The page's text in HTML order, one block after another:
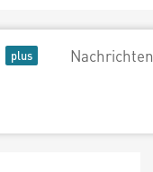
Nachrichten